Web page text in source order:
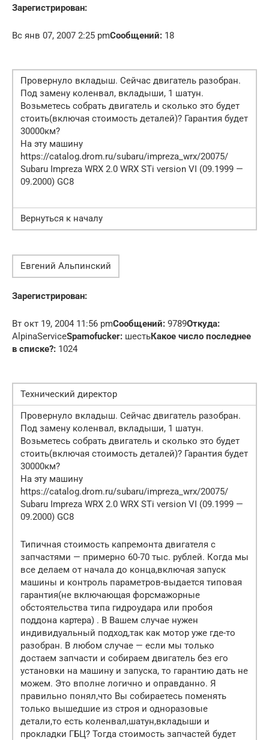
Зарегистрирован:
Вс янв 07, 2007 2:25 pmСообщений: 18
Провернуло вкладыш. Сейчас двигатель разобран.
Под замену коленвал, вкладыши, 1 шатун.
Возьметесь собрать двигатель и сколько это будет
стоить(включая стоимость деталей)? Гарантия будет
30000км?
На эту машину
https://catalog.drom.ru/subaru/impreza_wrx/20075/
Subaru Impreza WRX 2.0 WRX STi version VI (09.1999 —
09.2000) GC8
Вернуться к началу
Евгений Альпинский
Зарегистрирован:
Вт окт 19, 2004 11:56 pmСообщений: 9789Откуда:
AlpinaServiceSpamofucker: шестьКакое число последнее
в списке?: 1024
Технический директор
Провернуло вкладыш. Сейчас двигатель разобран.
Под замену коленвал, вкладыши, 1 шатун.
Возьметесь собрать двигатель и сколько это будет
стоить(включая стоимость деталей)? Гарантия будет
30000км?
На эту машину
https://catalog.drom.ru/subaru/impreza_wrx/20075/
Subaru Impreza WRX 2.0 WRX STi version VI (09.1999 —
09.2000) GC8
Типичная стоимость капремонта двигателя с
запчастями — примерно 60-70 тыс. рублей. Когда мы
все делаем от начала до конца,включая запуск
машины и контроль параметров-выдается типовая
гарантия(не включающая форсмажорные
обстоятельства типа гидроудара или пробоя
поддона картера) . В Вашем случае нужен
индивидуальный подход,так как мотор уже где-то
разобран. В любом случае — если мы только
достаем запчасти и собираем двигатель без его
установки на машину и запуска, то гарантию дать не
можем. Это вполне логично и оправданно. Я
правильно понял,что Вы собираетесь поменять
только вышедшие из строя и одноразовые
детали,то есть коленвал,шатун,вкладыши и
прокладки ГБЦ? Тогда стоимость запчастей будет